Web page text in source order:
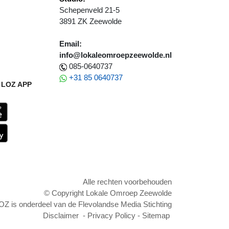
APP
Schepenveld 21-5
3891 ZK Zeewolde
Email:
info@lokaleomroepzeewolde.nl
085-0640737
+31 85 0640737
Alle rechten voorbehouden
© Copyright Lokale Omroep Zeewolde
is onderdeel van de Flevolandse Media Stichting
Disclaimer - Privacy Policy - Sitemap